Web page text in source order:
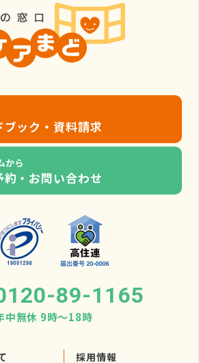
ブック・資料請求
から
約・お問い合わせ
89-1165
中無休 9時〜18時
採用情報